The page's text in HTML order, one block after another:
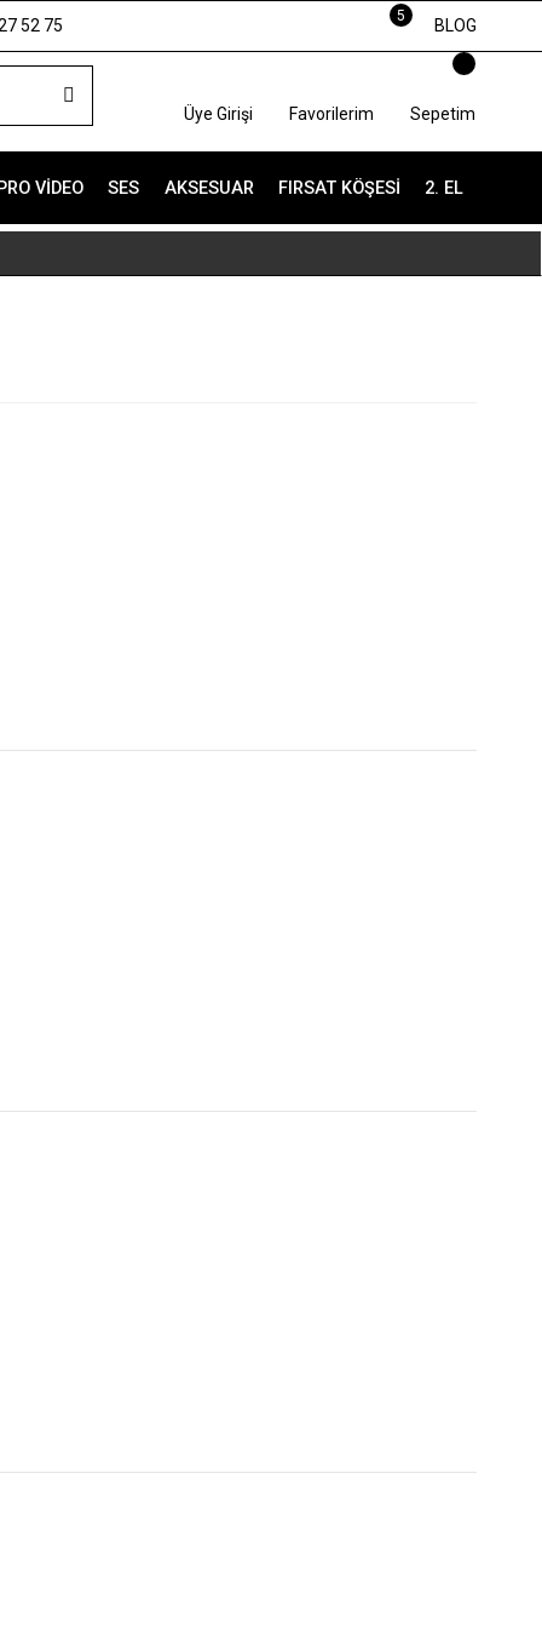
52 75
5
BLOG
Üye Girişi Favorilerim Sepetim
VIDEO SES AKSESUAR FIRSAT KÖŞESI 2. EL